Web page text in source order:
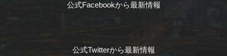
公式Facebookから最新情報
公式Twitterから最新情報